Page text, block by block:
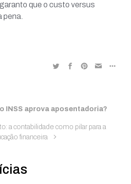
que o custo versus
pena.
INSS aprova aposentadoria?
a contabilidade como pilar para a
financeira